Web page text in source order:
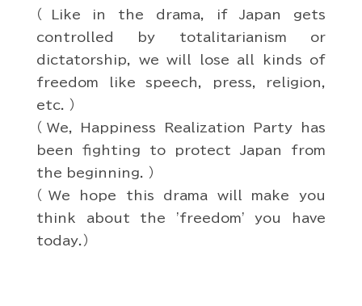
（Like in the drama, if Japan gets
controlled by totalitarianism or
dictatorship, we will lose all kinds of
freedom like speech, press, religion,
etc. ）
（We, Happiness Realization Party has
been fighting to protect Japan from
the beginning. ）
（We hope this drama will make you
think about the 'freedom' you have
today.）